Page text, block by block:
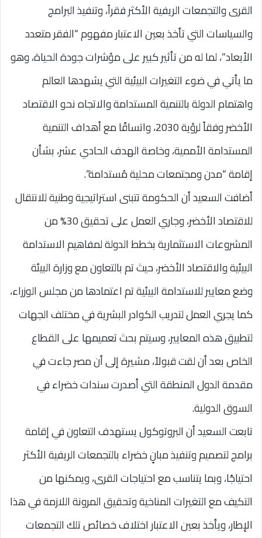
القرى والتجمعات الريفية الأكثر فقراً، وتنفيذ البرامج
والسياسات التي تأخذ بعين الاعتبار مفهوم “الفقر متعدد
الأبعاد”، لما له من تأثير كبير على مؤشرات جودة الحياة، وهو
ما يأتي في ضوء التغيرات البيئية التي يشهدها العالم
واهتمام الدولة بالتنمية المستدامة والاتجاه نحو الاقتصاد
الأخضر وفقاً لرؤية 2030، واتساقًا مع أهداف التنمية
المستدامة الأممية، وخاصة الهدف الحادي عشر، بشأن
إقامة “مدن ومجتمعات محلية مُستدامة”.
أضافت السعيد أن الحكومة تتبنى استراتيجية وطنية للانتقال
للاقتصاد الأخضر، وجاري العمل على تحقيق 30% من
المشروعات الاستثمارية بخطط الدولة لمفاهيم الاستدامة
البيئية والاقتصاد الأخضر، حيث تم بالتعاون مع وزارة البيئة
وضع معايير للاستدامة البيئية تم اعتمادها من مجلس الوزراء،
كما يجري العمل لتدريب الكوادر البشرية في مختلف الجهات
لتطبيق هذه المعايير، وسيتم بحث تعميمها على القطاع
الخاص بعد أن لقت قبولاً، مشيرة إلى أن مصر جاءت في
مقدمة الدول المنطقة التي أصدرت سندات خضراء في
السوق الدولية.
تابعت السعيد أن البروتوكول يستهدف التعاون في إقامة
برامج لتصميم وتنفيذ مبانٍ خضراء بالتجمعات الريفية الأكثر
احتياجًا، وبما يتناسب مع احتياجات القرى، ويمكنها من
التكيف مع التغيرات المناخية وتحقيق المرونة اللازمة في هذا
الإطار، ويأخذ بعين الاعتبار اختلاف خصائص تلك التجمعات